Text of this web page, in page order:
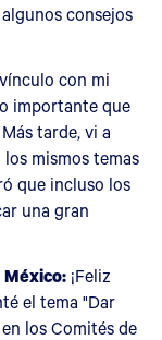
consejos
con mi
importante que
tarde, vi a
mismos temas
que incluso los
una gran
¡Feliz
el tema "Dar
los Comités de